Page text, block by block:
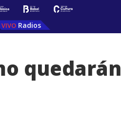
Radios
quedarán